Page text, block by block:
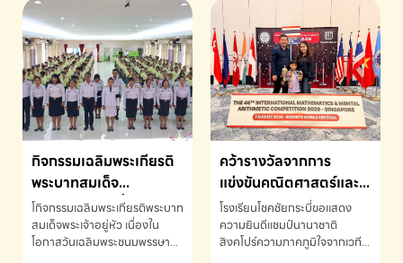
กิจกรรมเฉลิมพระเกียรติ
พระบาทสมเด็จ
พระเจ้าอยู่หัว เนื่องใน
โอกาสวันเฉลิม
พระชนมพรรษา
โกิจกรรมเฉลิมพระเกียรติพระบาท
สมเด็จพระเจ้าอยู่หัว เนื่องใน
โอกาสวันเฉลิมพระชนมพรรษา
คว้ารางวัลจากการ
แข่งขันคณิตศาสตร์และ
คณิตคิดเร็วนานาชาติ
ครั้งที่ 46 ประจำปี 2569
ณ ประเทศสิงคโปร์
โรงเรียนโชคชัยกระบี่ขอแสดง
ความยินดีแชมป์นานาชาติ
สิงคโปร์ความภาคภูมิใจจากเวที